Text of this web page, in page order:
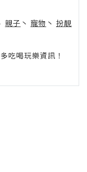
親子 丶 寵物 丶 扮靚
吃喝玩樂資訊！